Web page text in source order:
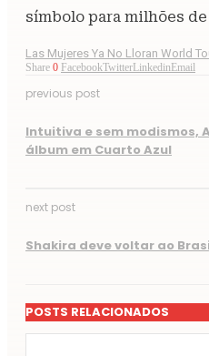
símbolo para milhões
Las Mujeres Ya No Lloran World
Share 0 FacebookTwitter Linkedin Email
previous post
Intuitiva e sem modismos,
álbum em Cuarto Azul
next post
Shakira deve voltar ao
POSTS RELACIONADOS